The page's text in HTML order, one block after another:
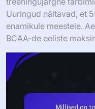
Uuringud näitavad, et
enamikule meestele.
BCAA-de eeliste